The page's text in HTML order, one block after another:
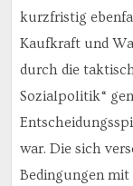
kurzfristig
Kaufkraft und
durch die
Sozialpolitik“
war. Die sich
Bedingungen mit